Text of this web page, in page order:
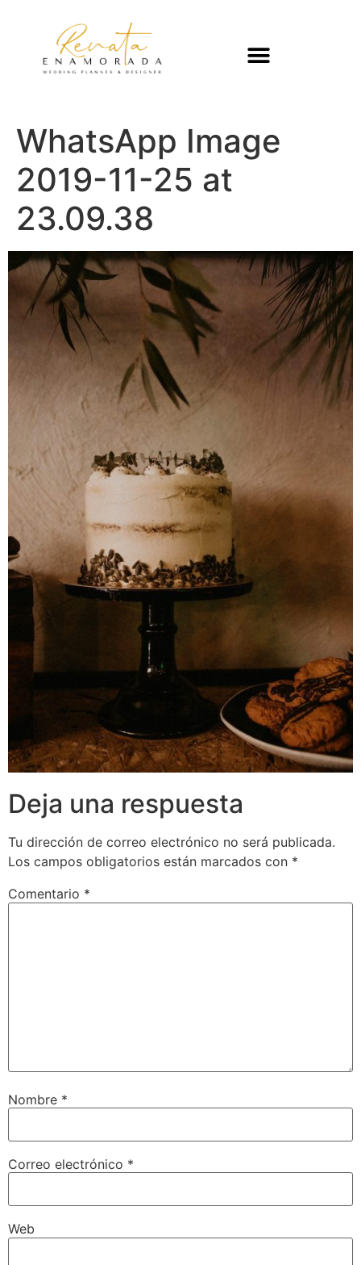
WhatsApp Image
2019-11-25 at
23.09.38
Deja una respuesta
Tu dirección de correo electrónico no será publicada.
Los campos obligatorios están marcados con *
Comentario *
Nombre *
Correo electrónico *
Web